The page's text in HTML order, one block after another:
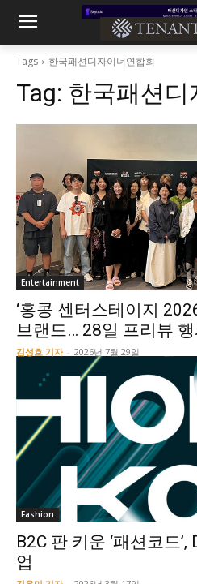
Tags 한국패션디자이너연합회
Tag: 한국패션디
Entertainment
‘홍콩 센터스테이지
브랜드… 28일 프리뷰 행
김성호 기자 - 2026년 7월 29일
Fashion
B2C 판 키운 ‘패션코드
업